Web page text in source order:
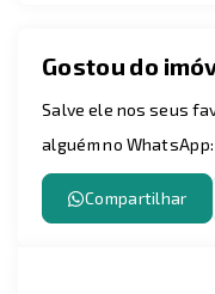
Gostou do
Salve ele nos seus
alguém no WhatsApp:
Compartilhar